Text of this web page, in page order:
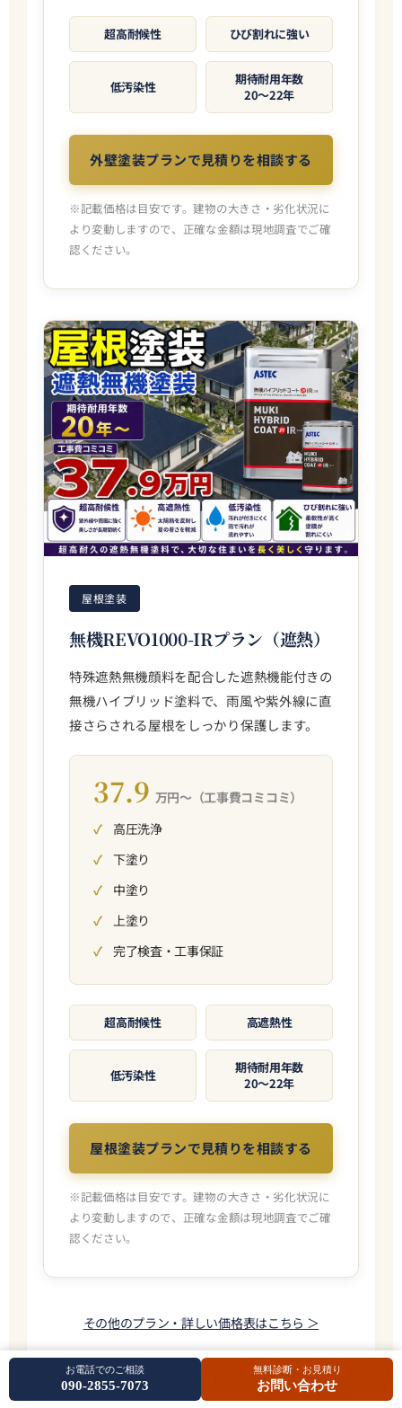
超高耐候性 ひび割れに強い
低汚染性
期待耐用年数
20〜22年
外壁塗装プランで見積りを相談する
※記載価格は目安です。建物の大きさ・劣化状況に
より変動しますので、正確な金額は現地調査でご確
認ください。
屋根塗装
無機REVO1000-IRプラン（遮熱）
特殊遮熱無機顔料を配合した遮熱機能付きの
無機ハイブリッド塗料で、雨風や紫外線に直
接さらされる屋根をしっかり保護します。
37.9 万円〜（工事費コミコミ）
高圧洗浄
下塗り
中塗り
上塗り
完了検査・工事保証
超高耐候性 高遮熱性
低汚染性
期待耐用年数
20〜22年
屋根塗装プランで見積りを相談する
※記載価格は目安です。建物の大きさ・劣化状況に
より変動しますので、正確な金額は現地調査でご確
認ください。
その他のプラン・詳しい価格表はこちら ＞
お電話でのご相談
090-2855-7073
無料診断・お見積り
お問い合わせ